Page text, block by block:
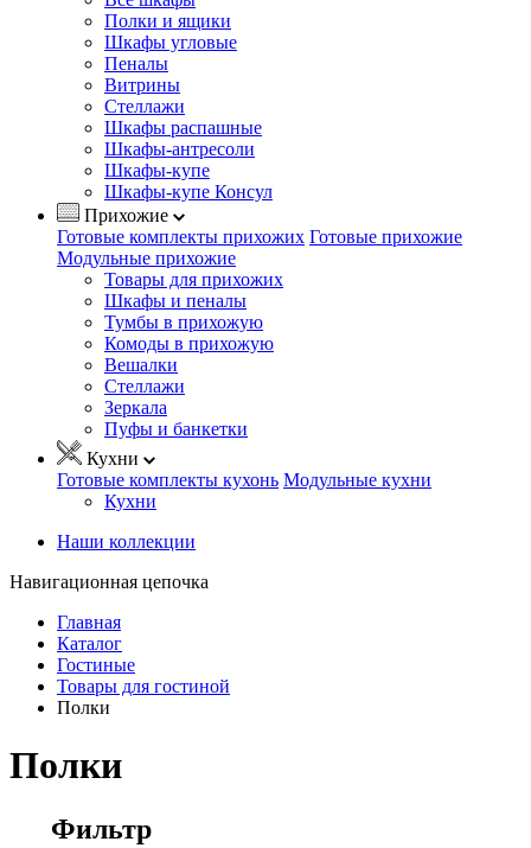
Полки и ящики
Шкафы угловые
Пеналы
Витрины
Стеллажи
Шкафы распашные
Шкафы-антресоли
Шкафы-купе
Шкафы-купе Консул
Прихожие
Готовые комплекты прихожих Готовые прихожие
Модульные прихожие
Товары для прихожих
Шкафы и пеналы
Тумбы в прихожую
Комоды в прихожую
Вешалки
Стеллажи
Зеркала
Пуфы и банкетки
Кухни
Готовые комплекты кухонь Модульные кухни
Кухни
Наши коллекции
Навигационная цепочка
Главная
Каталог
Гостиные
Товары для гостиной
Полки
Полки
Фильтр